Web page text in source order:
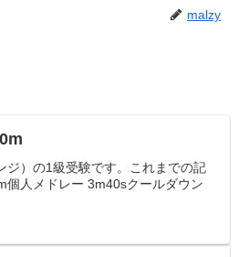
malzy
ジ）の1級受験です。これまでの記
人メドレー 3m40sクールダウン